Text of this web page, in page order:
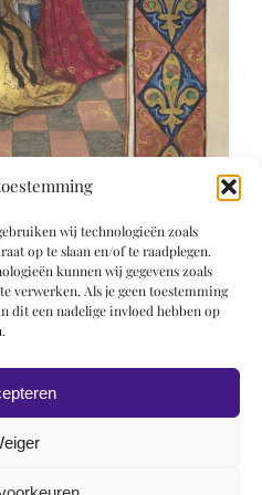
wij technologieën zoals
op te slaan en/of te raadplegen.
kunnen wij gegevens zoals
verwerken. Als je geen toestemming
dit een nadelige invloed hebben op